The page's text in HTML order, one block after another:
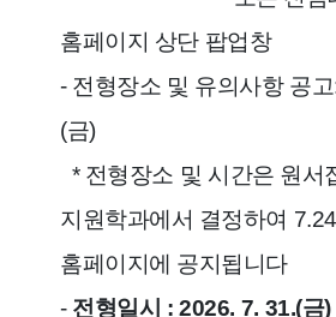
홈페이지 상단 팝업창
- 전형장소 및 유의사항 공
(금)
* 전형장소 및 시간은 원서
지원학과에서 결정하여
홈페이지에 공지됩니다
- 전형일시 : 2026. 7. 31.(금)